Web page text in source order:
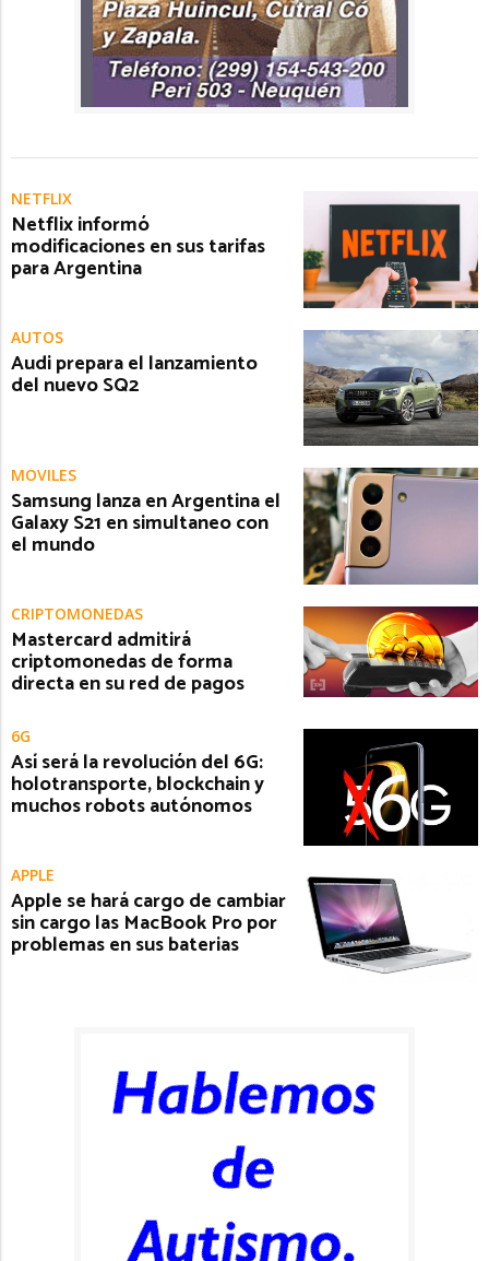
NETFLIX
Netflix informó
modificaciones en sus tarifas
para Argentina
AUTOS
Audi prepara el lanzamiento
del nuevo SQ2
MÓVILES
Samsung lanza en Argentina el
Galaxy S21 en simultaneo con
el mundo
CRIPTOMONEDAS
Mastercard admitirá
criptomonedas de forma
directa en su red de pagos
6G
Así será la revolución del 6G:
holotransporte, blockchain y
muchos robots autónomos
APPLE
Apple se hará cargo de cambiar
sin cargo las MacBook Pro por
problemas en sus baterias